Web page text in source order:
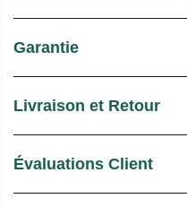
Garantie
Livraison et Retour
Évaluations Client